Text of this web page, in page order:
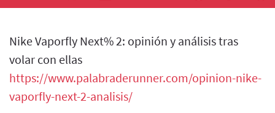
Nike Vaporfly Next% 2: opinión y análisis tras
volar con ellas
https://www.palabraderunner.com/opinion-nike-
vaporfly-next-2-analisis/